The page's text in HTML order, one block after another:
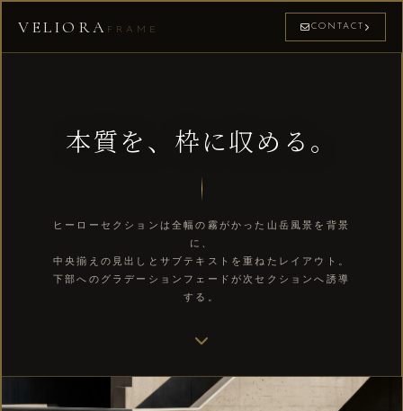
VELIORA FRAME CONTACT
本質を、枠に収める。
ヒーローセクションは全幅の霧がかった山岳風景を背景
に、
中央揃えの見出しとサブテキストを重ねたレイアウト。
下部へのグラデーションフェードが次セクションへ誘導
する。